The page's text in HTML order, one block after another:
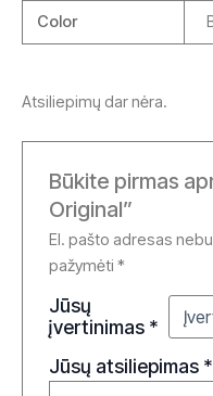
Color
Atsiliepimų dar nėra.
Būkite pirmas
Original”
El. pašto adresas
pažymėti*
Jūsų
įvertinimas *
Jūsų atsiliepimas *